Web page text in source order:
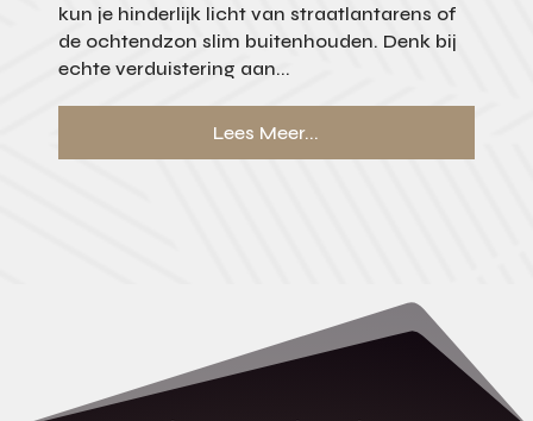
kun je hinderlijk licht van straatlantarens of
de ochtendzon slim buitenhouden. Denk bij
echte verduistering aan...
Lees Meer...